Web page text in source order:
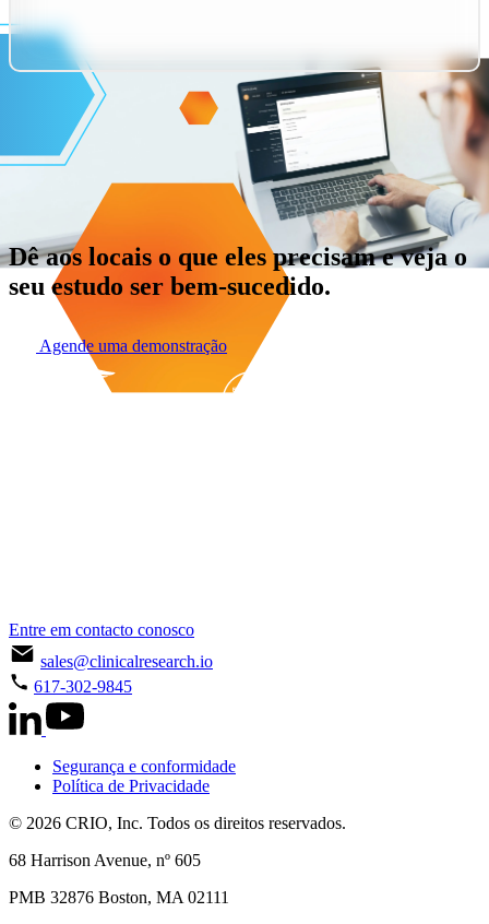
Dê aos locais o que eles precisam e veja o
seu estudo ser bem-sucedido.
Agende uma demonstração
Entre em contacto conosco
sales@clinicalresearch.io
617-302-9845
Segurança e conformidade
Política de Privacidade
© 2026 CRIO, Inc. Todos os direitos reservados.
68 Harrison Avenue, nº 605
PMB 32876 Boston, MA 02111